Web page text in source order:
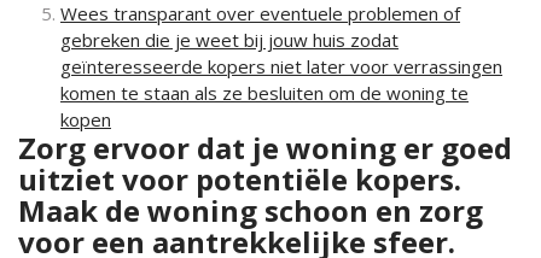
Wees transparant over eventuele problemen of
gebreken die je weet bij jouw huis zodat
geïnteresseerde kopers niet later voor verrassingen
komen te staan als ze besluiten om de woning te
kopen
Zorg ervoor dat je woning er goed
uitziet voor potentiële kopers.
Maak de woning schoon en zorg
voor een aantrekkelijke sfeer.